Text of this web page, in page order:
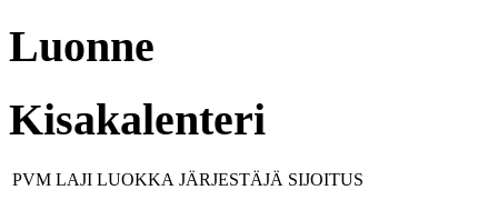
Luonne
Kisakalenteri
PVM LAJI LUOKKA JÄRJESTÄJÄ SIJOITUS